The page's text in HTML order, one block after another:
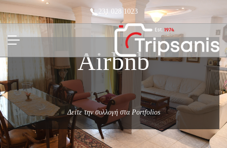
231 028 1023
Airbnb
Δείτε την συλλογή στα Portfolios